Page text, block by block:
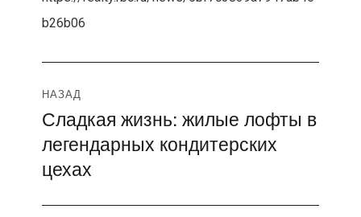
b26b06
Навигация
по
записям
НАЗАД
Предыдущая
запись:
Сладкая жизнь: жилые лофты в
легендарных кондитерских
цехах